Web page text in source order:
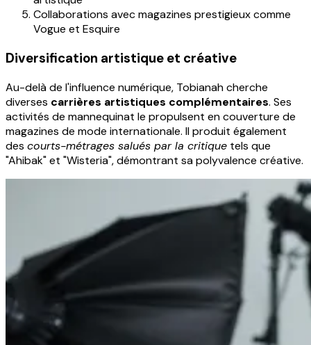
Collaborations avec magazines prestigieux comme
Vogue et Esquire
Diversification artistique et créative
Au-delà de l'influence numérique, Tobianah cherche
diverses carrières artistiques complémentaires. Ses
activités de mannequinat le propulsent en couverture de
magazines de mode internationale. Il produit également
des courts-métrages salués par la critique tels que
"Ahibak" et "Wisteria", démontrant sa polyvalence créative.